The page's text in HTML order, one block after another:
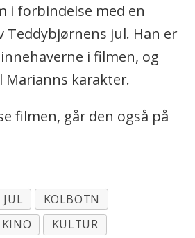
i forbindelse med en
Teddybjørnens jul. Han er
i filmen, og
karakter.
filmen, går den også på
KOLBOTN
KINO
KULTUR